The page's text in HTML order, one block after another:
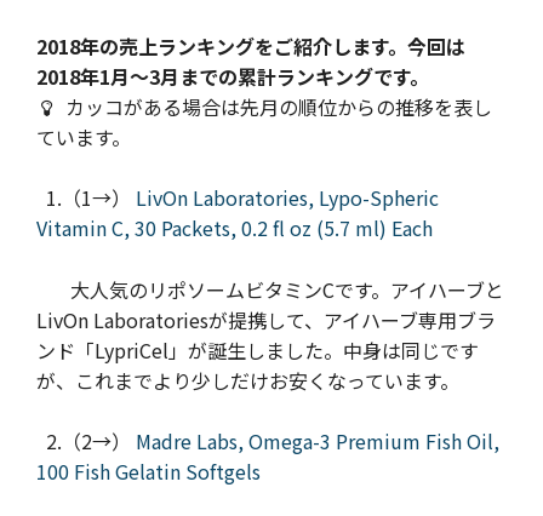
2018年の売上ランキングをご紹介します。今回は
2018年1月～3月までの累計ランキングです。
カッコがある場合は先月の順位からの推移を表し
ています。
1.（1→） LivOn Laboratories, Lypo-Spheric
Vitamin C, 30 Packets, 0.2 fl oz (5.7 ml) Each
大人気のリポソームビタミンCです。アイハーブと
LivOn Laboratoriesが提携して、アイハーブ専用ブラ
ンド「LypriCel」が誕生しました。中身は同じです
が、これまでより少しだけお安くなっています。
2.（2→） Madre Labs, Omega-3 Premium Fish Oil,
100 Fish Gelatin Softgels